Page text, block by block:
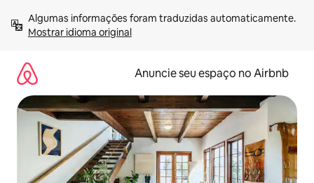
para
Mostrar idioma original
Anuncie seu espaço no Airbnb